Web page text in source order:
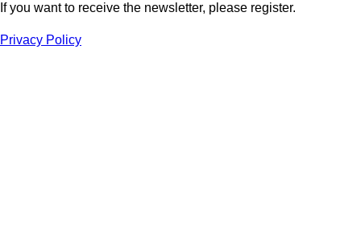
If you want to receive the newsletter, please register.
Privacy Policy